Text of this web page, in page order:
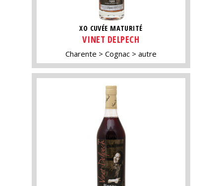
XO CUVÉE MATURITÉ
VINET DELPECH
Charente Cognac autre